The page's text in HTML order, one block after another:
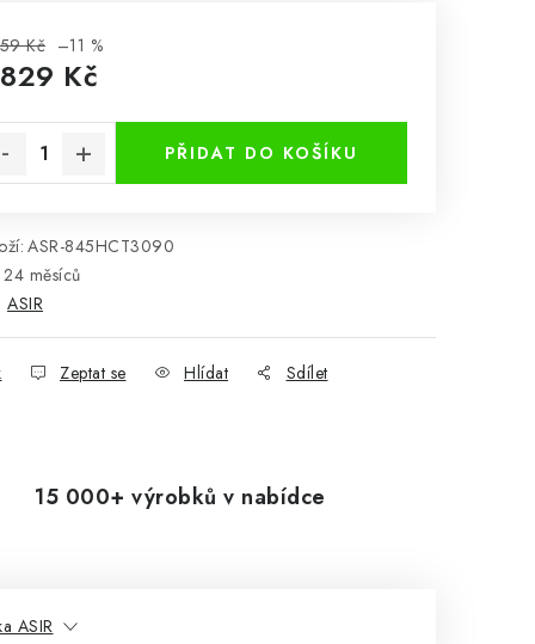
Kč –11 %
Kč
PŘIDAT DO KOŠÍKU
ASR-845HCT3090
24 měsíců
ASIR
Zeptat se Hlídat Sdílet
15 000+ výrobků v nabídce
ASIR